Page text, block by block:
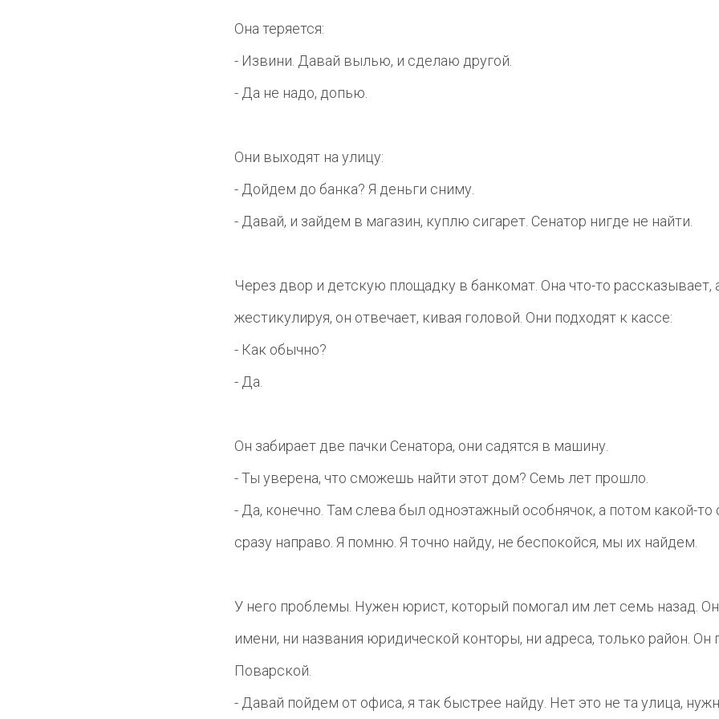
Она теряется:
- Извини. Давай вылью, и сделаю другой.
- Да не надо, допью.
Они выходят на улицу:
- Дойдем до банка? Я деньги сниму.
- Давай, и зайдем в магазин, куплю сигарет. Сенатор нигде не найти.
Через двор и детскую площадку в банкомат. Она что-то рассказывает,
жестикулируя, он отвечает, кивая головой. Они подходят к кассе:
- Как обычно?
- Да.
Он забирает две пачки Сенатора, они садятся в машину.
- Ты уверена, что сможешь найти этот дом? Семь лет прошло.
- Да, конечно. Там слева был одноэтажный особнячок, а потом какой-то
сразу направо. Я помню. Я точно найду, не беспокойся, мы их найдем.
У него проблемы. Нужен юрист, который помогал им лет семь назад.
имени, ни названия юридической конторы, ни адреса, только район. Он
Поварской.
- Давай пойдем от офиса, я так быстрее найду. Нет это не та улица,